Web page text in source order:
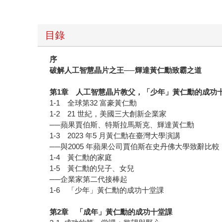
目錄
序
破解人工智慧晶片之王──輝達黃仁勳致霸之道
第1章 人工智慧晶片教父，「少年」黃仁勳的成功
1-1 全球第32 富豪黃仁勳
1-2 21 世紀，美國三大創新企業家
──蘋果賈伯斯、特斯拉馬斯克、輝達黃仁勳
1-3 2023 年5 月黃仁勳在臺灣大學演講
──與2005 年蘋果公司賈伯斯在史丹佛大學致辭比較
1-4 黃仁勳的家庭
1-5 黃仁勳的兒子、女兒
──企業家第二代接棒起
1-6 「少年」黃仁勳的成功十堂課
第2章 「成年」黃仁勳的成功十堂課